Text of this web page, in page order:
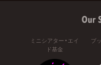
Our
ミニシアター・エイ
ド基金
ブ